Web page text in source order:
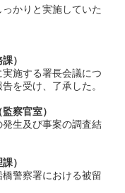
かりと実施していた
）
施する署長会議につ
を受け、了承した。
察官室）
生及び事案の調査結
）
警察署における被留